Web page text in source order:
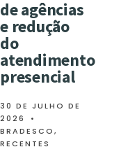
de agências
e redução
do
atendimento
presencial
30 DE JULHO DE
2026
•
BRADESCO,
RECENTES